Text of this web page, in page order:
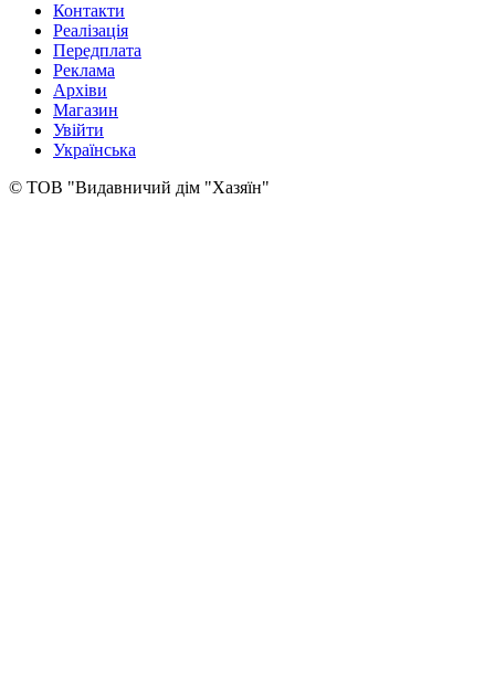
Контакти
Реалізація
Передплата
Реклама
Архіви
Магазин
Увійти
Українська
© ТОВ "Видавничий дім "Хазяїн"